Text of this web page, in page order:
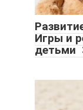
Игры и
детьми